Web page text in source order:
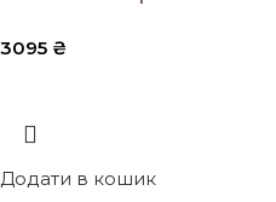
3095 ₴
Додати в кошик